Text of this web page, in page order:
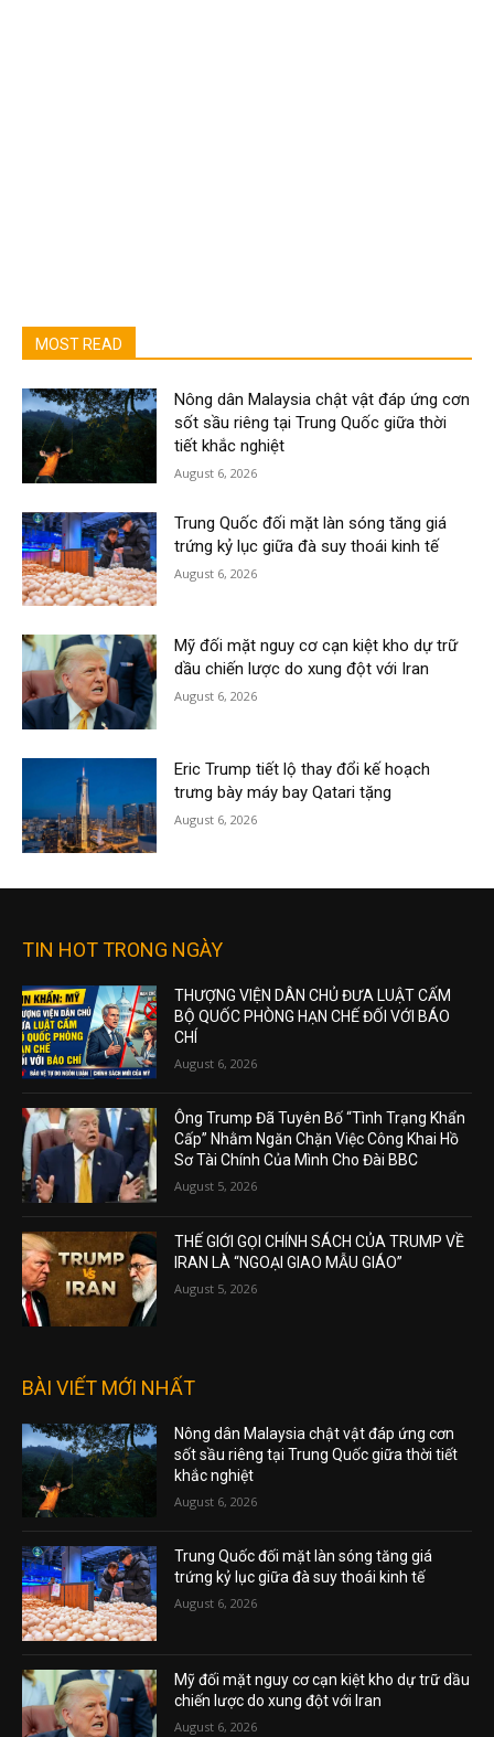
MOST READ
Nông dân Malaysia chật vật đáp ứng cơn
sốt sầu riêng tại Trung Quốc giữa thời
tiết khắc nghiệt
August 6, 2026
Trung Quốc đối mặt làn sóng tăng giá
trứng kỷ lục giữa đà suy thoái kinh tế
August 6, 2026
Mỹ đối mặt nguy cơ cạn kiệt kho dự trữ
dầu chiến lược do xung đột với Iran
August 6, 2026
Eric Trump tiết lộ thay đổi kế hoạch
trưng bày máy bay Qatari tặng
August 6, 2026
TIN HOT TRONG NGÀY
THƯỢNG VIỆN DÂN CHỦ ĐƯA LUẬT CẤM
BỘ QUỐC PHÒNG HẠN CHẾ ĐỐI VỚI BÁO
CHÍ
August 6, 2026
Ông Trump Đã Tuyên Bố “Tình Trạng Khẩn
Cấp” Nhằm Ngăn Chặn Việc Công Khai Hồ
Sơ Tài Chính Của Mình Cho Đài BBC
August 5, 2026
THẾ GIỚI GỌI CHÍNH SÁCH CỦA TRUMP VỀ
IRAN LÀ “NGOẠI GIAO MẪU GIÁO”
August 5, 2026
BÀI VIẾT MỚI NHẤT
Nông dân Malaysia chật vật đáp ứng cơn
sốt sầu riêng tại Trung Quốc giữa thời tiết
khắc nghiệt
August 6, 2026
Trung Quốc đối mặt làn sóng tăng giá
trứng kỷ lục giữa đà suy thoái kinh tế
August 6, 2026
Mỹ đối mặt nguy cơ cạn kiệt kho dự trữ dầu
chiến lược do xung đột với Iran
August 6, 2026